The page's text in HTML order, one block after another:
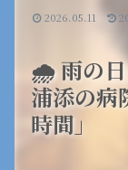
🌧️ 雨の日
浦添の病
時間」
2026.05.11